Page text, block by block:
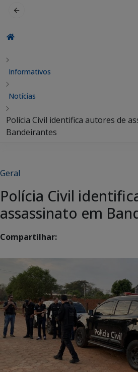
Informativos
Notícias
Polícia Civil identifica autores de
Bandeirantes
Geral
Polícia Civil
assassinato em
Compartilhar: